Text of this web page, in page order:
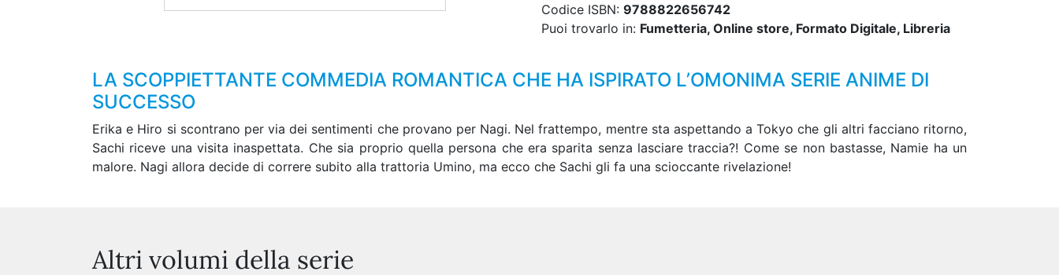
Codice ISBN: 9788822656742
Puoi trovarlo in: Fumetteria, Online store, Formato Digitale, Libreria
LA SCOPPIETTANTE COMMEDIA ROMANTICA CHE HA ISPIRATO L’OMONIMA SERIE ANIME DI
SUCCESSO
Erika e Hiro si scontrano per via dei sentimenti che provano per Nagi. Nel frattempo, mentre sta aspettando a Tokyo che gli altri facciano ritorno,
Sachi riceve una visita inaspettata. Che sia proprio quella persona che era sparita senza lasciare traccia?! Come se non bastasse, Namie ha un
malore. Nagi allora decide di correre subito alla trattoria Umino, ma ecco che Sachi gli fa una scioccante rivelazione!
Altri volumi della serie